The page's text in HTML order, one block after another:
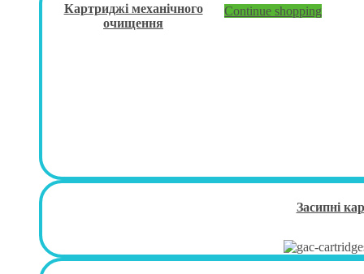
Continue shopping
Картриджі механічного
очищення
Засипні